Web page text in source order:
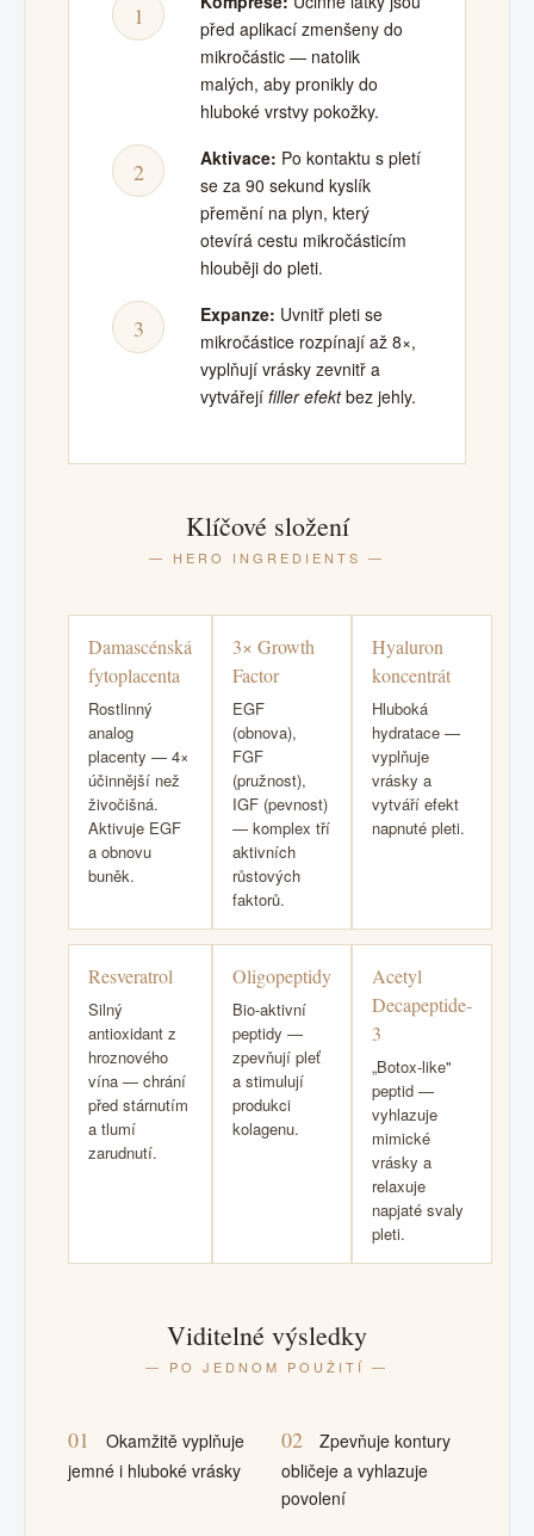
1
před aplikací zmenšeny do
mikročástic — natolik
malých, aby pronikly do
hluboké vrstvy pokožky.
2 Aktivace: Po kontaktu s pletí
se za 90 sekund kyslík
přemění na plyn, který
otevírá cestu mikročásticím
hlouběji do pleti.
3 Expanze: Uvnitř pleti se
mikročástice rozpínají až 8×,
vyplňují vrásky zevnitř a
vytvářejí filler efektbez jehly.
Klíčové složení
— HERO INGREDIENTS —
Damascénská
fytoplacenta
Rostlinný
analog
placenty — 4×
účinnější než
živočišná.
Aktivuje EGF
a obnovu
buněk.
3× Growth
Factor
EGF
(obnova),
FGF
(pružnost),
IGF (pevnost)
— komplex tří
aktivních
růstových
faktorů.
Hyaluron
koncentrát
Hluboká
hydratace —
vyplňuje
vrásky a
vytváří efekt
napnuté pleti.
Resveratrol
Silný
antioxidant z
hroznového
vína — chrání
před stárnutím
a tlumí
zarudnutí.
Oligopeptidy
Bio-aktivní
peptidy —
zpevňují pleť
a stimulují
produkci
kolagenu.
Acetyl
Decapeptide-
3
„Botox-like"
peptid —
vyhlazuje
mimické
vrásky a
relaxuje
napjaté svaly
pleti.
Viditelné výsledky
— PO JEDNOM POUŽITÍ —
01
Okamžitě vyplňuje
jemné i hluboké vrásky
02
Zpevňuje kontury
obličeje a vyhlazuje
povolení